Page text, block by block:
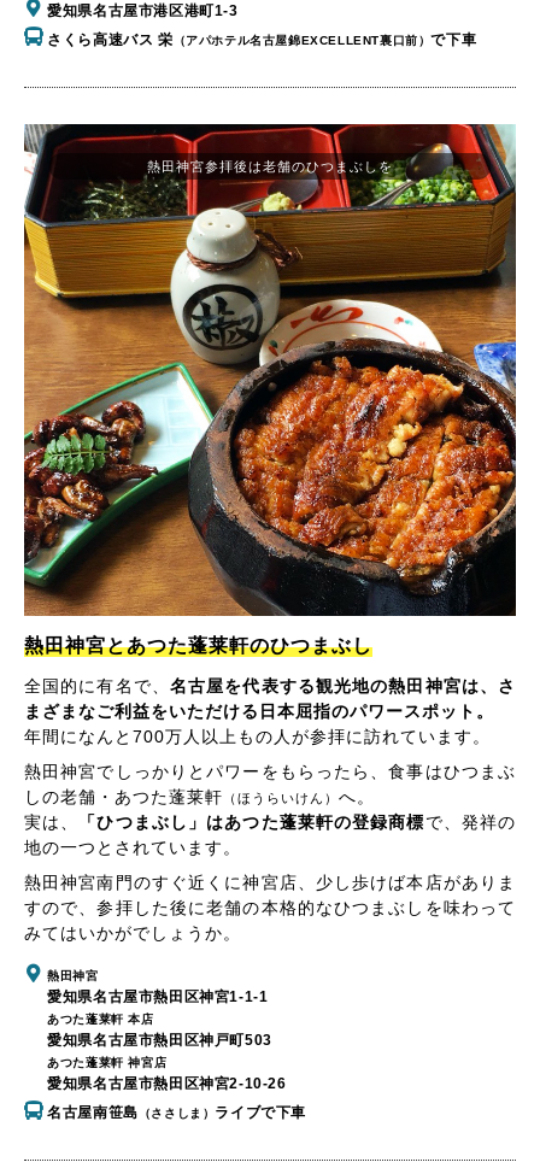
愛知県名古屋市港区港町1-3
さくら高速バス 栄 （アパホテル名古屋錦EXCELLENT裏口前）で下車
熱田神宮とあつた蓬莱軒のひつまぶし
全国的に有名で、 名古屋を代表する観光地の熱田神宮は、さ
まざまなご利益をいただける日本屈指のパワースポット。
年間になんと700万人以上もの人が参拝に訪れています。
熱田神宮でしっかりとパワーをもらったら、食事はひつまぶ
しの老舗・あつた蓬莱軒 （ほうらいけん） へ。
実は、
「ひつまぶし」はあつた蓬莱軒の登録商標で、発祥の
地の一つとされています。
熱田神宮南門のすぐ近くに神宮店、少し歩けば本店がありま
すので、参拝した後に老舗の本格的なひつまぶしを味わって
みてはいかがでしょうか。
熱田神宮
愛知県名古屋市熱田区神宮1-1-1
あつた蓬莱軒 本店
愛知県名古屋市熱田区神戸町503
あつた蓬莱軒 神宮店
愛知県名古屋市熱田区神宮2-10-26
名古屋南笹島 （ささしま） ライブで下車
熱田神宮参拝後は老舗のひつまぶしを